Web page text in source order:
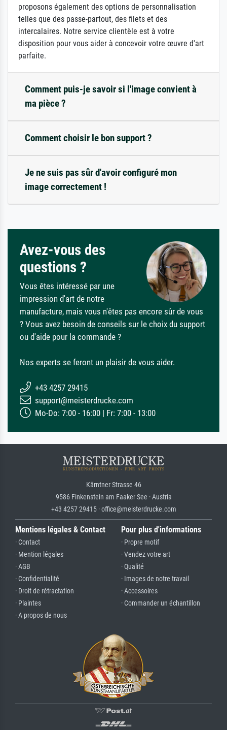
proposons également des options de personnalisation
telles que des passe-partout, des filets et des
intercalaires. Notre service clientèle est à votre
disposition pour vous aider à concevoir votre œuvre d'art
parfaite.
Comment puis-je savoir si l'image convient à
ma pièce ?
Comment choisir le bon support ?
Je ne suis pas sûr d'avoir configuré mon
image correctement !
Avez-vous des
questions ?
Vous êtes intéressé par une
impression d'art de notre
manufacture, mais vous n'êtes pas encore sûr de vous
? Vous avez besoin de conseils sur le choix du support
ou d'aide pour la commande ?
Nos experts se feront un plaisir de vous aider.
+43 4257 29415
support@meisterdrucke.com
Mo-Do: 7:00 - 16:00 | Fr: 7:00 - 13:00
Kärntner Strasse 46
9586 Finkenstein am Faaker See · Austria
+43 4257 29415 · office@meisterdrucke.com
Mentions légales & Contact
· Contact
· Mention légales
· AGB
· Confidentialité
· Droit de rétractation
· Plaintes
· A propos de nous
Pour plus d'informations
· Propre motif
· Vendez votre art
· Qualité
· Images de notre travail
· Accessoires
· Commander un échantillon